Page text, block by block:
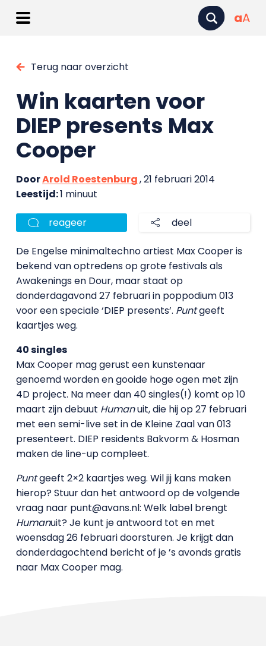
aA
Terug naar overzicht
Win kaarten voor
DIEP presents Max
Cooper
DoorArold Roestenburg, 21 februari 2014
Leestijd:1 minuut
reageer deel
De Engelse minimaltechno artiest Max Cooper is
bekend van optredens op grote festivals als
Awakenings en Dour, maar staat op
donderdagavond 27 februari in poppodium 013
voor een speciale ‘DIEP presents’. Puntgeeft
kaartjes weg.
40 singles
Max Cooper mag gerust een kunstenaar
genoemd worden en gooide hoge ogen met zijn
4D project. Na meer dan 40 singles(!) komt op 10
maart zijn debuut Humanuit, die hij op 27 februari
met een semi-live set in de Kleine Zaal van 013
presenteert. DIEP residents Bakvorm & Hosman
maken de line-up compleet.
Puntgeeft 2×2 kaartjes weg. Wil jij kans maken
hierop? Stuur dan het antwoord op de volgende
vraag naar punt@avans.nl: Welk label brengt
Humanuit? Je kunt je antwoord tot en met
woensdag 26 februari doorsturen. Je krijgt dan
donderdagochtend bericht of je ’s avonds gratis
naar Max Cooper mag.